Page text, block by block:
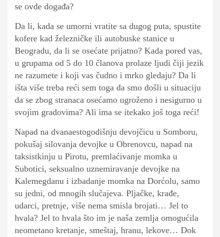
se ovde događa?
Da li, kada se umorni vratite sa dugog puta, spustite
kofere kad železničke ili autobuske stanice u
Beogradu, da li se osećate prijatno? Kada pored vas,
u grupama od 5 do 10 članova prolaze ljudi čiji jezik
ne razumete i koji vas čudno i mrko gledaju? Da li
išta više treba reći sem toga da smo došli u situaciju
da se zbog stranaca osećamo ugroženo i nesigurno u
svojim gradovima? Ali ima se itekako još toga reći!
Napad na dvanaestogodišnju devojčicu u Somboru,
pokušaj silovanja devojke u Obrenovcu, napad na
taksistkinju u Pirotu, premlaćivanje momka u
Subotici, seksualno uznemiravanje devojke na
Kalemegdanu i izbadanje momka na Dorćolu, samo
su jedni, od mnogih slučajeva. Pljačke, krađe,
udarci, pretnje, više nema smisla brojati… Jel to
hvala? Jel to hvala što im je naša zemlja omogućila
neometano kretanje, smeštaj, hranu, lekove… Dok